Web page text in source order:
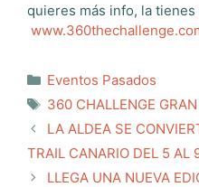
quieres más info, la tienes
Categorías
Eventos Pasados
Etiquetas
360 CHALLENGE
LA ALDEA SE
TRAIL CANARIO DEL 5 AL
LLEGA UNA NUEVA